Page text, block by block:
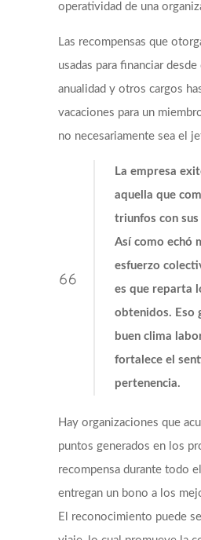
operatividad de una
Las recompensas que
usadas para financiar
anualidad y otros cargos
vacaciones para un
no necesariamente sea el
La empresa
aquella que
triunfos con
Así como echó
esfuerzo
es que reparta
obtenidos. Eso
buen clima
fortalece el
pertenencia.
Hay organizaciones que
puntos generados en los
recompensa durante todo
entregan un bono a los
El reconocimiento puede